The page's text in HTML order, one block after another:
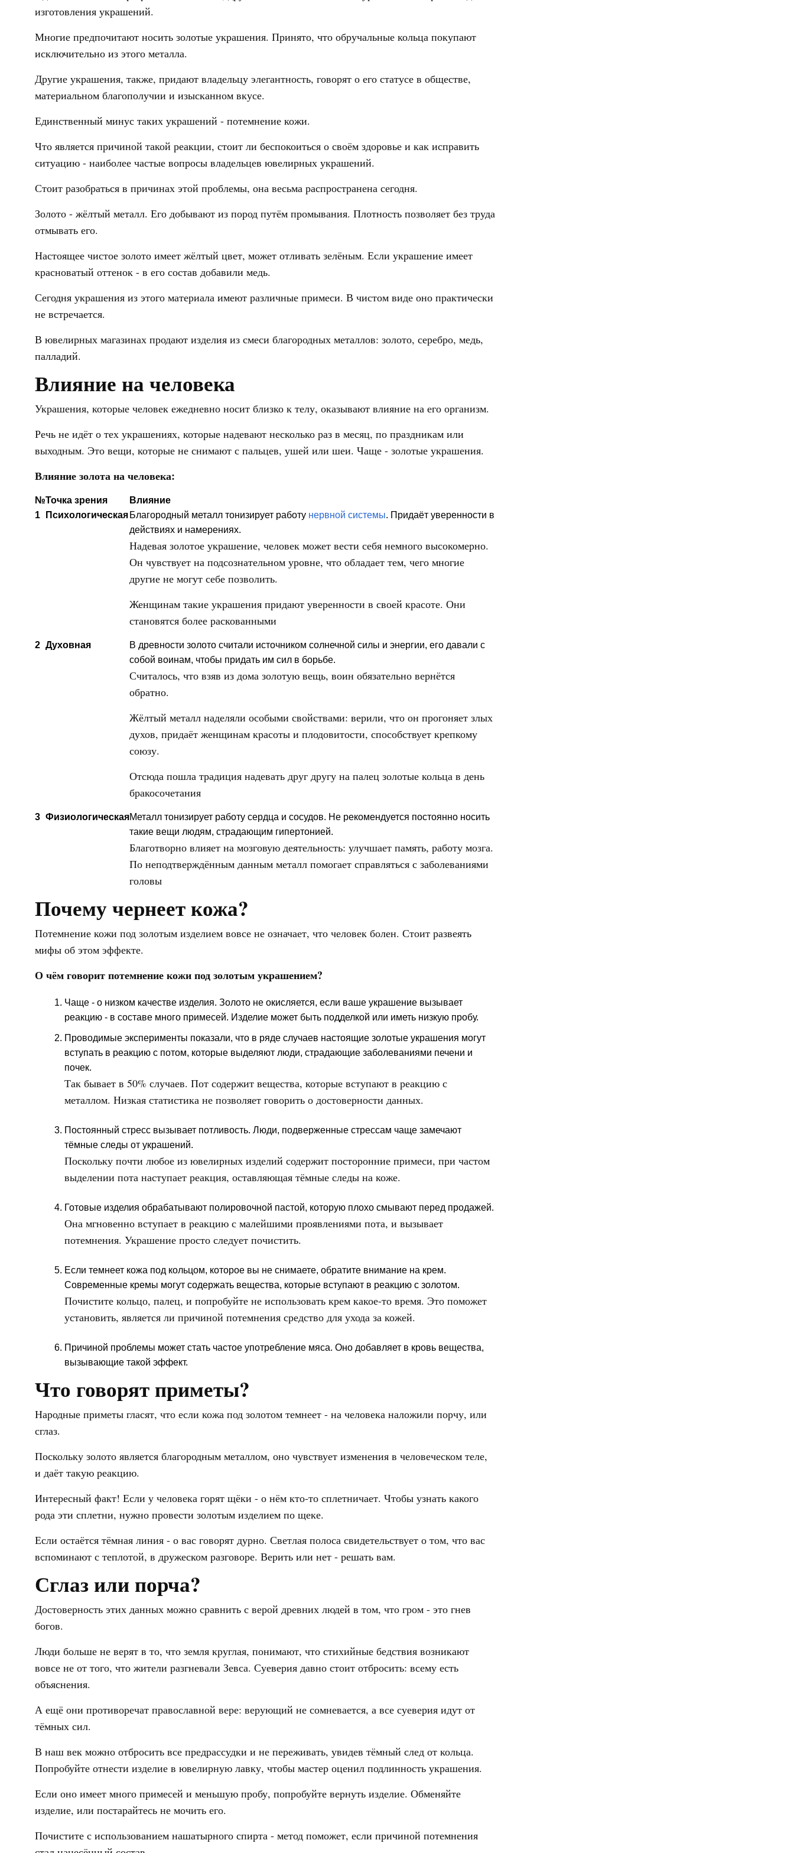
изготовления украшений.
Многие предпочитают носить золотые украшения. Принято, что обручальные кольца покупают
исключительно из этого металла.
Другие украшения, также, придают владельцу элегантность, говорят о его статусе в обществе,
материальном благополучии и изысканном вкусе.
Единственный минус таких украшений - потемнение кожи.
Что является причиной такой реакции, стоит ли беспокоиться о своём здоровье и как исправить
ситуацию - наиболее частые вопросы владельцев ювелирных украшений.
Стоит разобраться в причинах этой проблемы, она весьма распространена сегодня.
Золото - жёлтый металл. Его добывают из пород путём промывания. Плотность позволяет без труда
отмывать его.
Настоящее чистое золото имеет жёлтый цвет, может отливать зелёным. Если украшение имеет
красноватый оттенок - в его состав добавили медь.
Сегодня украшения из этого материала имеют различные примеси. В чистом виде оно практически
не встречается.
В ювелирных магазинах продают изделия из смеси благородных металлов: золото, серебро, медь,
палладий.
Влияние на человека
Украшения, которые человек ежедневно носит близко к телу, оказывают влияние на его организм.
Речь не идёт о тех украшениях, которые надевают несколько раз в месяц, по праздникам или
выходным. Это вещи, которые не снимают с пальцев, ушей или шеи. Чаще - золотые украшения.
Влияние золота на человека:
№Точка зрения
Влияние
1
Психологическая Благородный металл тонизирует работу нервной системы. Придаёт уверенности в
действиях и намерениях.
Надевая золотое украшение, человек может вести себя немного высокомерно.
Он чувствует на подсознательном уровне, что обладает тем, чего многие
другие не могут себе позволить.
Женщинам такие украшения придают уверенности в своей красоте. Они
становятся более раскованными
2 Духовная
В древности золото считали источником солнечной силы и энергии, его давали с
собой воинам, чтобы придать им сил в борьбе.
Считалось, что взяв из дома золотую вещь, воин обязательно вернётся
обратно.
Жёлтый металл наделяли особыми свойствами: верили, что он прогоняет злых
духов, придаёт женщинам красоты и плодовитости, способствует крепкому
союзу.
Отсюда пошла традиция надевать друг другу на палец золотые кольца в день
бракосочетания
3 ФизиологическаяМеталл тонизирует работу сердца и сосудов. Не рекомендуется постоянно носить
такие вещи людям, страдающим гипертонией.
Благотворно влияет на мозговую деятельность: улучшает память, работу мозга.
По неподтверждённым данным металл помогает справляться с заболеваниями
головы
Почему чернеет кожа?
Потемнение кожи под золотым изделием вовсе не означает, что человек болен. Стоит развеять
мифы об этом эффекте.
О чём говорит потемнение кожи под золотым украшением?
Чаще - о низком качестве изделия. Золото не окисляется, если ваше украшение вызывает
реакцию - в составе много примесей. Изделие может быть подделкой или иметь низкую пробу.
Проводимые эксперименты показали, что в ряде случаев настоящие золотые украшения могут
вступать в реакцию с потом, которые выделяют люди, страдающие заболеваниями печени и
почек.
Так бывает в 50% случаев. Пот содержит вещества, которые вступают в реакцию с
металлом. Низкая статистика не позволяет говорить о достоверности данных.
Постоянный стресс вызывает потливость. Люди, подверженные стрессам чаще замечают
тёмные следы от украшений.
Поскольку почти любое из ювелирных изделий содержит посторонние примеси, при частом
выделении пота наступает реакция, оставляющая тёмные следы на коже.
Готовые изделия обрабатывают полировочной пастой, которую плохо смывают перед продажей.
Она мгновенно вступает в реакцию с малейшими проявлениями пота, и вызывает
потемнения. Украшение просто следует почистить.
Если темнеет кожа под кольцом, которое вы не снимаете, обратите внимание на крем.
Современные кремы могут содержать вещества, которые вступают в реакцию с золотом.
Почистите кольцо, палец, и попробуйте не использовать крем какое-то время. Это поможет
установить, является ли причиной потемнения средство для ухода за кожей.
Причиной проблемы может стать частое употребление мяса. Оно добавляет в кровь вещества,
вызывающие такой эффект.
Что говорят приметы?
Народные приметы гласят, что если кожа под золотом темнеет - на человека наложили порчу, или
сглаз.
Поскольку золото является благородным металлом, оно чувствует изменения в человеческом теле,
и даёт такую реакцию.
Интересный факт! Если у человека горят щёки - о нём кто-то сплетничает. Чтобы узнать какого
рода эти сплетни, нужно провести золотым изделием по щеке.
Если остаётся тёмная линия - о вас говорят дурно. Светлая полоса свидетельствует о том, что вас
вспоминают с теплотой, в дружеском разговоре. Верить или нет - решать вам.
Сглаз или порча?
Достоверность этих данных можно сравнить с верой древних людей в том, что гром - это гнев
богов.
Люди больше не верят в то, что земля круглая, понимают, что стихийные бедствия возникают
вовсе не от того, что жители разгневали Зевса. Суеверия давно стоит отбросить: всему есть
объяснения.
А ещё они противоречат православной вере: верующий не сомневается, а все суеверия идут от
тёмных сил.
В наш век можно отбросить все предрассудки и не переживать, увидев тёмный след от кольца.
Попробуйте отнести изделие в ювелирную лавку, чтобы мастер оценил подлинность украшения.
Если оно имеет много примесей и меньшую пробу, попробуйте вернуть изделие. Обменяйте
изделие, или постарайтесь не мочить его.
Почистите с использованием нашатырного спирта - метод поможет, если причиной потемнения